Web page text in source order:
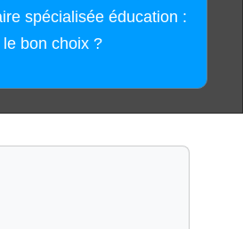
spécialisée éducation :
bon choix ?